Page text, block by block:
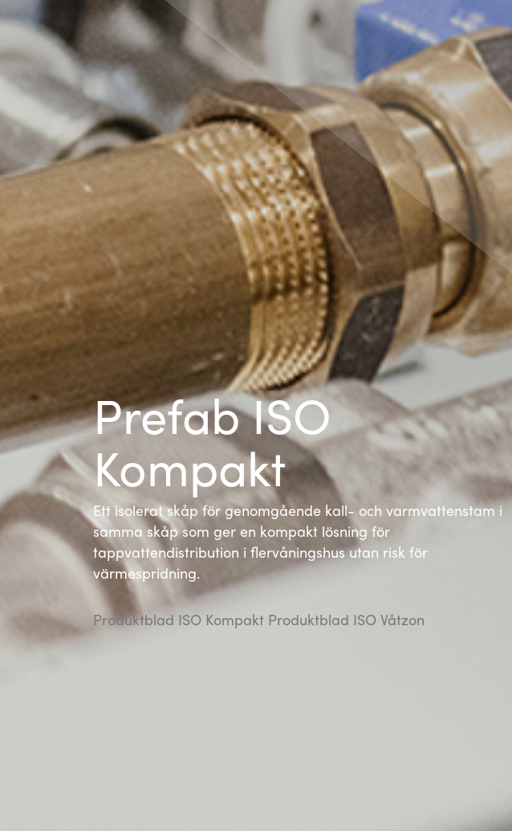
Prefab ISO
Kompakt
Ett isolerat skåp för genomgående kall- och varmvattenstam i
samma skåp som ger en kompakt lösning för
tappvattendistribution i flervåningshus utan risk för
värmespridning.
Produktblad ISO Kompakt Produktblad ISO Våtzon